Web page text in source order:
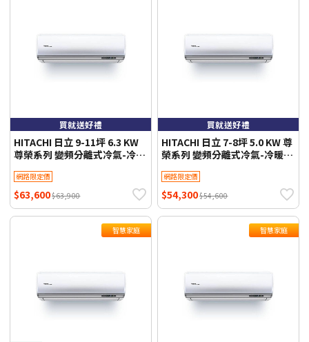
買就送好禮
HITACHI 日立 9-11坪 6.3 KW
尊榮系列 變頻分離式冷氣-冷暖
基本安裝+舊機回收 不需跨區費
網路限定價
$63,600$63,900
買就送好禮
HITACHI 日立 7-8坪 5.0 KW 尊
榮系列 變頻分離式冷氣-冷暖型
本安裝+舊機回收 不需跨區費
網路限定價
$54,300$54,600
智慧家庭 智慧家庭